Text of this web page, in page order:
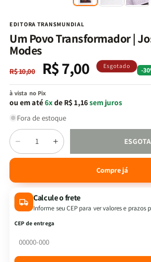
EDITORA TRANSMUNDIAL
Um Povo Transformador |
Modes
Preço
normal
R$ 10,00
Preço
promocional
R$ 7,00 Esgotado -
à vista no Pix
ou em até6xde R$ 1,16sem juros
Fora de estoque
Quantidade
Diminuir
a
Um
Povo
Transformador
Josemar
Valdir
Aumentar
a
quantidade
Um
Povo
Transformador
Compre já
Calcule o frete
Informe seu CEP para ver valores e prazos
CEP de entrega